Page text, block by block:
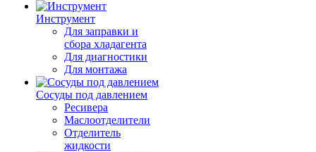
Инструмент
Для заправки и
сбора хладагента
Для диагностики
Для монтажа
Сосуды под давлением
Ресивера
Маслоотделители
Отделитель
жидкости